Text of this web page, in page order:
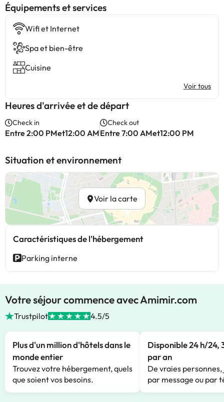
​Équipements et services
Wifi et Internet
Spa et bien-être
Cuisine
Voir tous
Heures d'arrivée et de départ
Check in
Entre 2:00 PMet12:00 AM
Check out
Entre 7:00 AMet12:00 PM
Situation et environnement
Voir la carte
Caractéristiques de l'hébergement
Parking interne
Votre séjour commence avec Amimir.com
Trustpilot 4.5/5
Plus d'un million d'hôtels dans le
monde entier
Trouvez votre hébergement, quels
que soient vos besoins.
Disponible 24 h/24,
par an
De vraies
par message ou par